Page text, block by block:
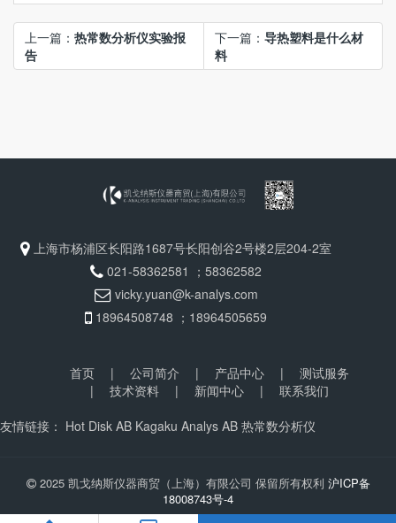
上一篇： 热常数分析仪实验报
告
下一篇：导热塑料是什么材
料
上海市杨浦区长阳路1687号长阳创谷2号楼2层204-2室
021-58362581 ；58362582
vicky.yuan@k-analys.com
18964508748 ；18964505659
首页 | 公司简介 | 产品中心 |
测试服务
|
技术资料 | 新闻中心 |
联系我们
友情链接： Hot Disk AB Kagaku Analys AB 热常数分析仪
2025 凯戈纳斯仪器商贸（上海）有限公司 保留所有权利 沪ICP备
18008743号-4